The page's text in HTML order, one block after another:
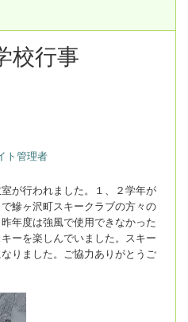
行事
ト管理者
が行われました。１、２学年が
鰺ヶ沢町スキークラブの方々の
年度は強風で使用できなかった
ーを楽しんでいました。スキー
りました。ご協力ありがとうご